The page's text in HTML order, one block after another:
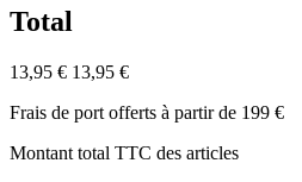
Total
13,95 € 13,95 €
Frais de port offerts à partir de 199 €
Montant total TTC des articles